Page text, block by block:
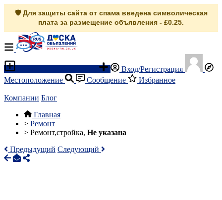
🛡️ Для защиты сайта от спама введена символическая
плата за размещение объявления - £0.25.
Вход/Регистрация
Местоположение
Сообщение Избранное
Компании Блог
Главная
> Ремонт
> Ремонт,стройка, Не указана
Предыдущий Следующий